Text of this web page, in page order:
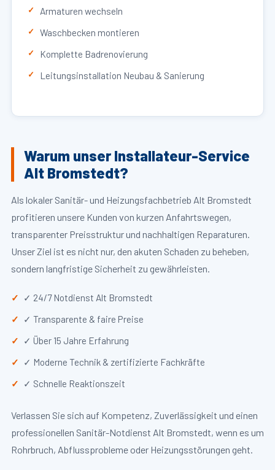
Armaturen wechseln
Waschbecken montieren
Komplette Badrenovierung
Leitungsinstallation Neubau & Sanierung
Warum unser Installateur-Service
Alt Bromstedt?
Als lokaler Sanitär- und Heizungsfachbetrieb Alt Bromstedt
profitieren unsere Kunden von kurzen Anfahrtswegen,
transparenter Preisstruktur und nachhaltigen Reparaturen.
Unser Ziel ist es nicht nur, den akuten Schaden zu beheben,
sondern langfristige Sicherheit zu gewährleisten.
✓ 24/7 Notdienst Alt Bromstedt
✓ Transparente & faire Preise
✓ Über 15 Jahre Erfahrung
✓ Moderne Technik & zertifizierte Fachkräfte
✓ Schnelle Reaktionszeit
Verlassen Sie sich auf Kompetenz, Zuverlässigkeit und einen
professionellen Sanitär-Notdienst Alt Bromstedt, wenn es um
Rohrbruch, Abflussprobleme oder Heizungsstörungen geht.